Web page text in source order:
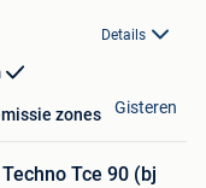
Details
zones Gisteren
Tce 90 (bj